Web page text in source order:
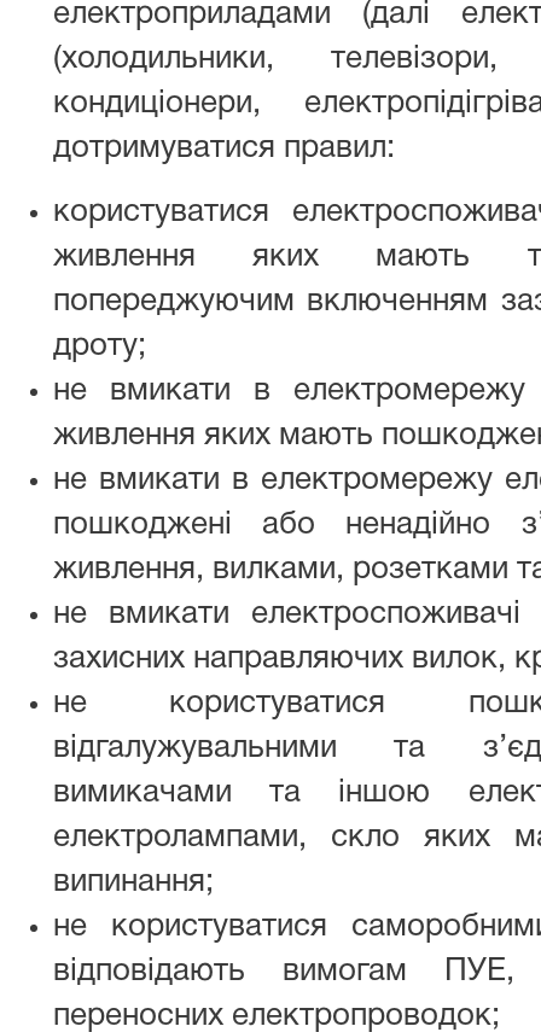
електроприладами (далі
(холодильники, телевізори,
кондиціонери,
дотримуватися правил:
користуватися
живлення яких мають
попереджуючим включенням
дроту;
не вмикати в електромережу
живлення яких мають
не вмикати в електромережу
пошкоджені або ненадійно
живлення, вилками, розетками
не вмикати
захисних направляючих вилок,
не користуватися
відгалужувальними та
вимикачами та іншою
електролампами, скло яких
випинання;
не користуватися
відповідають вимогам
переносних електропроводок;